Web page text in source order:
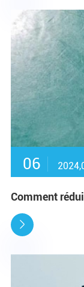
06
Comment
